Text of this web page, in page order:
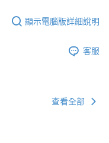
顯示電腦版詳細說明
客服
查看全部